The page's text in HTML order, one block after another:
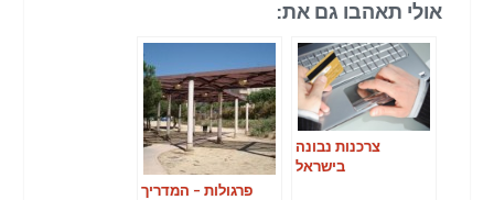
אולי תאהבו גם את:
צרכנות נבונה
בישראל
פרגולות – המדריך